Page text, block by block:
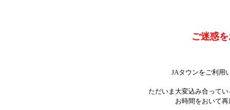
ご迷惑
JAタウンをご利用
ただいま大変込み合って
お時間をおいて